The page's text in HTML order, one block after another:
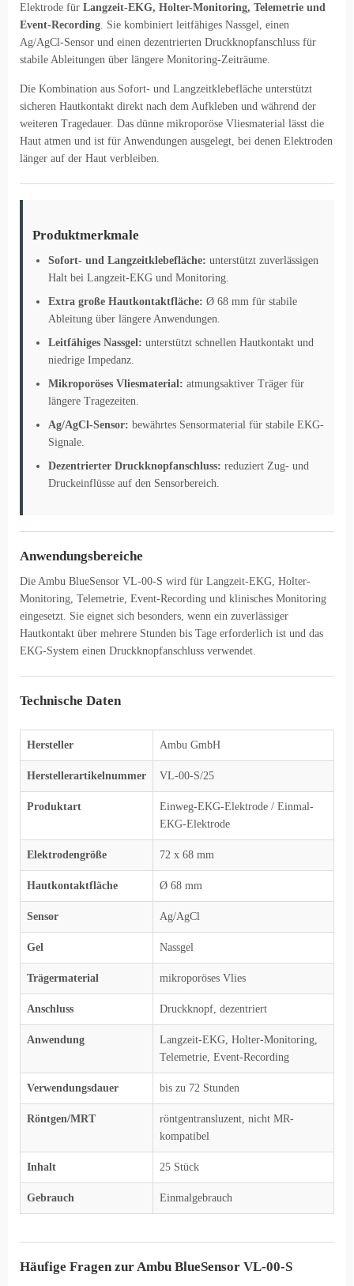
Elektrode für Langzeit-EKG, Holter-Monitoring, Telemetrie und
Event-Recording . Sie kombiniert leitfähiges Nassgel, einen
Ag/AgCl-Sensor und einen dezentrierten Druckknopfanschluss für
stabile Ableitungen über längere Monitoring-Zeiträume.
Die Kombination aus Sofort- und Langzeitklebefläche unterstützt
sicheren Hautkontakt direkt nach dem Aufkleben und während der
weiteren Tragedauer. Das dünne mikroporöse Vliesmaterial lässt die
Haut atmen und ist für Anwendungen ausgelegt, bei denen Elektroden
länger auf der Haut verbleiben.
Produktmerkmale
Sofort- und Langzeitklebefläche: unterstützt zuverlässigen
Halt bei Langzeit-EKG und Monitoring.
Extra große Hautkontaktfläche: Ø 68 mm für stabile
Ableitung über längere Anwendungen.
Leitfähiges Nassgel: unterstützt schnellen Hautkontakt und
niedrige Impedanz.
Mikroporöses Vliesmaterial: atmungsaktiver Träger für
längere Tragezeiten.
Ag/AgCl-Sensor: bewährtes Sensormaterial für stabile EKG-
Signale.
Dezentrierter Druckknopfanschluss: reduziert Zug- und
Druckeinflüsse auf den Sensorbereich.
Anwendungsbereiche
Die Ambu BlueSensor VL-00-S wird für Langzeit-EKG, Holter-
Monitoring, Telemetrie, Event-Recording und klinisches Monitoring
eingesetzt. Sie eignet sich besonders, wenn ein zuverlässiger
Hautkontakt über mehrere Stunden bis Tage erforderlich ist und das
EKG-System einen Druckknopfanschluss verwendet.
Technische Daten
Hersteller Ambu GmbH
Herstellerartikelnummer VL-00-S/25
Produktart
Einweg-EKG-Elektrode / Einmal-
EKG-Elektrode
Elektrodengröße 72 x 68 mm
Hautkontaktfläche Ø 68 mm
Sensor Ag/AgCl
Gel Nassgel
Trägermaterial mikroporöses Vlies
Anschluss Druckknopf, dezentriert
Anwendung
Langzeit-EKG, Holter-Monitoring,
Telemetrie, Event-Recording
Verwendungsdauer bis zu 72 Stunden
Röntgen/MRT
röntgentransluzent, nicht MR-
kompatibel
Inhalt 25 Stück
Gebrauch Einmalgebrauch
Häufige Fragen zur Ambu BlueSensor VL-00-S